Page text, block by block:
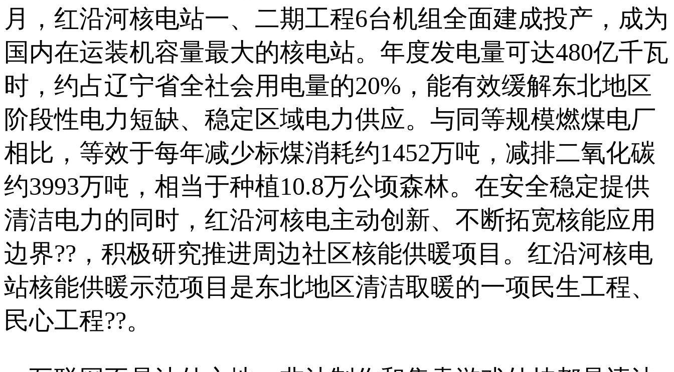
月，红沿河核电站一、二期工程6台机组全面建成投产，成为
国内在运装机容量最大的核电站。年度发电量可达480亿千瓦
时，约占辽宁省全社会用电量的20%，能有效缓解东北地区
阶段性电力短缺、稳定区域电力供应。与同等规模燃煤电厂
相比，等效于每年减少标煤消耗约1452万吨，减排二氧化碳
约3993万吨，相当于种植10.8万公顷森林。在安全稳定提供
清洁电力的同时，红沿河核电主动创新、不断拓宽核能应用
边界??，积极研究推进周边社区核能供暖项目。红沿河核电
站核能供暖示范项目是东北地区清洁取暖的一项民生工程、
民心工程??。